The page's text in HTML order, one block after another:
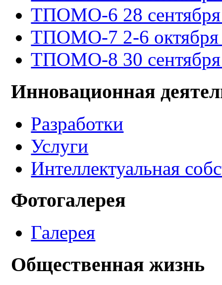
ТПОМО-6 28 сентября
ТПОМО-7 2-6 октября
ТПОМО-8 30 сентября
Инновационная
Разработки
Услуги
Интеллектуальная
Фотогалерея
Галерея
Общественная жизнь